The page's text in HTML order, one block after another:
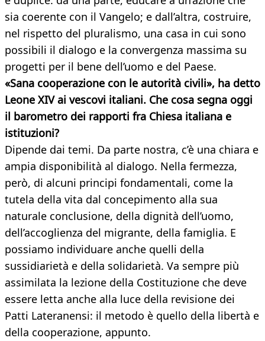
sia coerente con il Vangelo; e dall’altra, costruire,
nel rispetto del pluralismo, una casa in cui sono
possibili il dialogo e la convergenza massima su
progetti per il bene dell’uomo e del Paese.
«Sana cooperazione con le autorità civili», ha detto
Leone XIV ai vescovi italiani. Che cosa segna oggi
il barometro dei rapporti fra Chiesa italiana e
istituzioni?
Dipende dai temi. Da parte nostra, c’è una chiara e
ampia disponibilità al dialogo. Nella fermezza,
però, di alcuni principi fondamentali, come la
tutela della vita dal concepimento alla sua
naturale conclusione, della dignità dell’uomo,
dell’accoglienza del migrante, della famiglia. E
possiamo individuare anche quelli della
sussidiarietà e della solidarietà. Va sempre più
assimilata la lezione della Costituzione che deve
essere letta anche alla luce della revisione dei
Patti Lateranensi: il metodo è quello della libertà e
della cooperazione, appunto.